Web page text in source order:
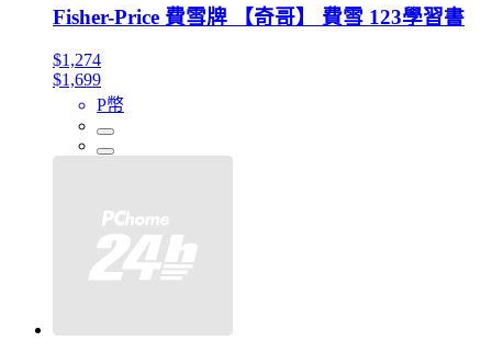
Fisher-Price 費雪牌 【奇哥】 費雪 123學習書
$1,274
$1,699
P幣